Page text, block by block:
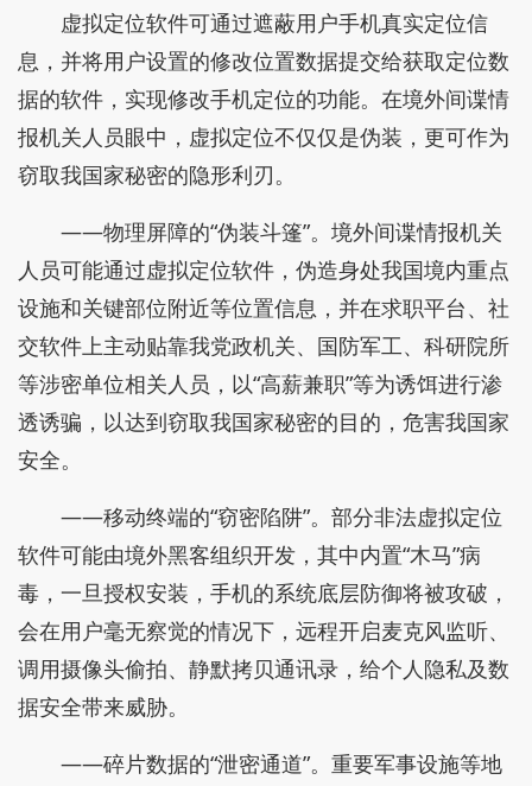
虚拟定位软件可通过遮蔽用户手机真实定位信
息，并将用户设置的修改位置数据提交给获取定位数
据的软件，实现修改手机定位的功能。在境外间谍情
报机关人员眼中，虚拟定位不仅仅是伪装，更可作为
窃取我国家秘密的隐形利刃。
——物理屏障的“伪装斗篷”。境外间谍情报机关
人员可能通过虚拟定位软件，伪造身处我国境内重点
设施和关键部位附近等位置信息，并在求职平台、社
交软件上主动贴靠我党政机关、国防军工、科研院所
等涉密单位相关人员，以“高薪兼职”等为诱饵进行渗
透诱骗，以达到窃取我国家秘密的目的，危害我国家
安全。
——移动终端的“窃密陷阱”。部分非法虚拟定位
软件可能由境外黑客组织开发，其中内置“木马”病
毒，一旦授权安装，手机的系统底层防御将被攻破，
会在用户毫无察觉的情况下，远程开启麦克风监听、
调用摄像头偷拍、静默拷贝通讯录，给个人隐私及数
据安全带来威胁。
——碎片数据的“泄密通道”。重要军事设施等地